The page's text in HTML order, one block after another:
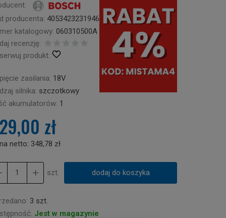
producenta: 4053423231946
katalogowy: 060310500A
recenzję:
produkt:
zasilania: 18V
silnika: szczotkowy
akumulatorów: 1
zł
netto: 348,78 zł
szt. dodaj do koszyka
3 szt.
Jest w magazynie